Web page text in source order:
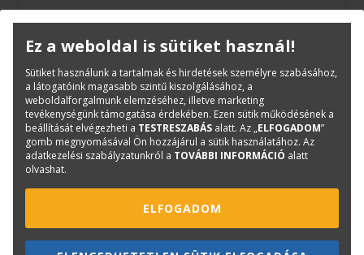
konyvrendeles@terc.hu
+36 70 670 5194
Mások ezt is megvásárolták...
Ez a weboldal is sütiket használ!
Sütiket használunk a tartalmak és hirdetések személyre szabásához,
a látogatóink magasabb szintű kiszolgálásához, a
weboldalforgalmunk elemzéséhez, illetve marketing
tevékenységünk támogatása érdekében. Ezen sütik működésének a
beállítását elvégezheti a TESTRESZABÁS alatt. Az „ELFOGADOM”
gomb megnyomásával Ön hozzájárul a sütik használatához. Az
adatkezelési szabályzatunkról a TOVÁBBI INFORMÁCIÓ alatt
olvashat.
ELFOGADOM